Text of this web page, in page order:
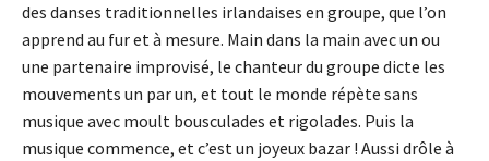
des danses traditionnelles irlandaises en groupe, que l’on
apprend au fur et à mesure. Main dans la main avec un ou
une partenaire improvisé, le chanteur du groupe dicte les
mouvements un par un, et tout le monde répète sans
musique avec moult bousculades et rigolades. Puis la
musique commence, et c’est un joyeux bazar ! Aussi drôle à